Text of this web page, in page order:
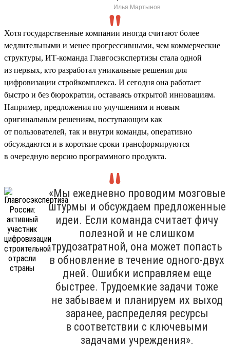
Илья Мартынов
Хотя государственные компании иногда считают более
медлительными и менее прогрессивными, чем коммерческие
структуры, ИТ-команда Главгосэкспертизы стала одной
из первых, кто разработал уникальные решения для
цифровизации стройкомплекса. И сегодня она работает
быстро и без бюрократии, оставаясь открытой инновациям.
Например, предложения по улучшениям и новым
оригинальным решениям, поступающим как
от пользователей, так и внутри команды, оперативно
обсуждаются и в короткие сроки трансформируются
в очередную версию программного продукта.
«Мы ежедневно проводим мозговые
штурмы и обсуждаем предложенные
идеи. Если команда считает фичу
полезной и не слишком
трудозатратной, она может попасть
в обновление в течение одного-двух
дней. Ошибки исправляем еще
быстрее. Трудоемкие задачи тоже
не забываем и планируем их выход
заранее, распределяя ресурсы
в соответствии с ключевыми
задачами учреждения».